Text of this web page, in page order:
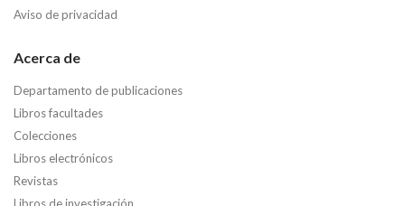
Aviso de privacidad
Acerca de
Departamento de publicaciones
Libros facultades
Colecciones
Libros electrónicos
Revistas
Libros de investigación